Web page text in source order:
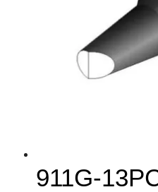
911G-